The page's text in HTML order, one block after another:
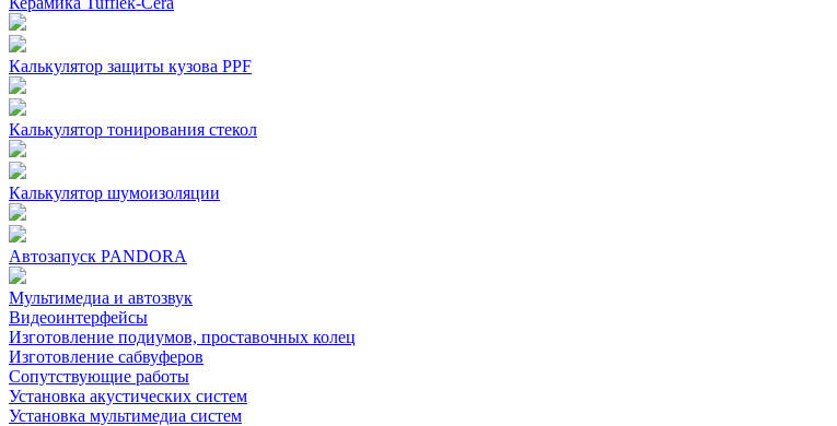
Калькулятор защиты кузова PPF
Калькулятор тонирования стекол
Калькулятор шумоизоляции
Автозапуск PANDORA
Мультимедиа и автозвук
Видеоинтерфейсы
Изготовление подиумов, проставочных колец
Изготовление сабвуферов
Сопутствующие работы
Установка акустических систем
Установка мультимедиа систем